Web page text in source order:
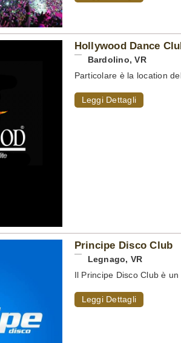
Hollywood Dance
Bardolino,VR
Particolare è la location
Leggi Dettagli
Principe Disco Club
Legnago, VR
Il Principe Disco Club è
Leggi Dettagli